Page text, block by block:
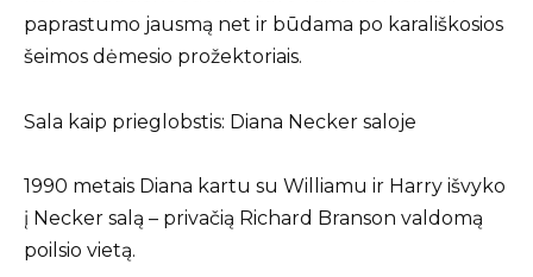
paprastumo jausmą net ir būdama po karališkosios
šeimos dėmesio prožektoriais.
Sala kaip prieglobstis: Diana Necker saloje
1990 metais Diana kartu su Williamu ir Harry išvyko
į Necker salą – privačią Richard Branson valdomą
poilsio vietą.